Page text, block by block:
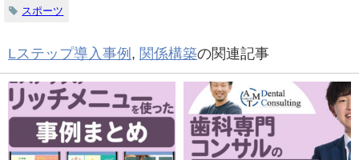
スポーツ
Lステップ導入事例 , 関係構築の関連記事